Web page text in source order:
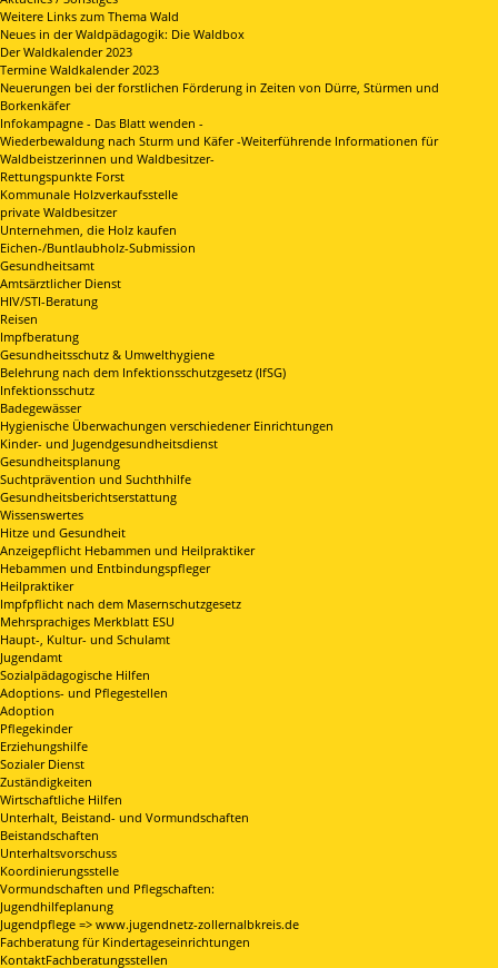
Weitere Links zum Thema Wald
Neues in der Waldpädagogik: Die Waldbox
Der Waldkalender 2023
Termine Waldkalender 2023
Neuerungen bei der forstlichen Förderung in Zeiten von Dürre, Stürmen und
Borkenkäfer
Infokampagne - Das Blatt wenden -
Wiederbewaldung nach Sturm und Käfer -Weiterführende Informationen für
Waldbeistzerinnen und Waldbesitzer-
Rettungspunkte Forst
Kommunale Holzverkaufsstelle
private Waldbesitzer
Unternehmen, die Holz kaufen
Eichen-/Buntlaubholz-Submission
Gesundheitsamt
Amtsärztlicher Dienst
HIV/STI-Beratung
Reisen
Impfberatung
Gesundheitsschutz & Umwelthygiene
Belehrung nach dem Infektionsschutzgesetz (IfSG)
Infektionsschutz
Badegewässer
Hygienische Überwachungen verschiedener Einrichtungen
Kinder- und Jugendgesundheitsdienst
Gesundheitsplanung
Suchtprävention und Suchthhilfe
Gesundheitsberichtserstattung
Wissenswertes
Hitze und Gesundheit
Anzeigepflicht Hebammen und Heilpraktiker
Hebammen und Entbindungspfleger
Heilpraktiker
Impfpflicht nach dem Masernschutzgesetz
Mehrsprachiges Merkblatt ESU
Haupt-, Kultur- und Schulamt
Jugendamt
Sozialpädagogische Hilfen
Adoptions- und Pflegestellen
Adoption
Pflegekinder
Erziehungshilfe
Sozialer Dienst
Zuständigkeiten
Wirtschaftliche Hilfen
Unterhalt, Beistand- und Vormundschaften
Beistandschaften
Unterhaltsvorschuss
Koordinierungsstelle
Vormundschaften und Pflegschaften:
Jugendhilfeplanung
Jugendpflege => www.jugendnetz-zollernalbkreis.de
Fachberatung für Kindertageseinrichtungen
KontaktFachberatungsstellen